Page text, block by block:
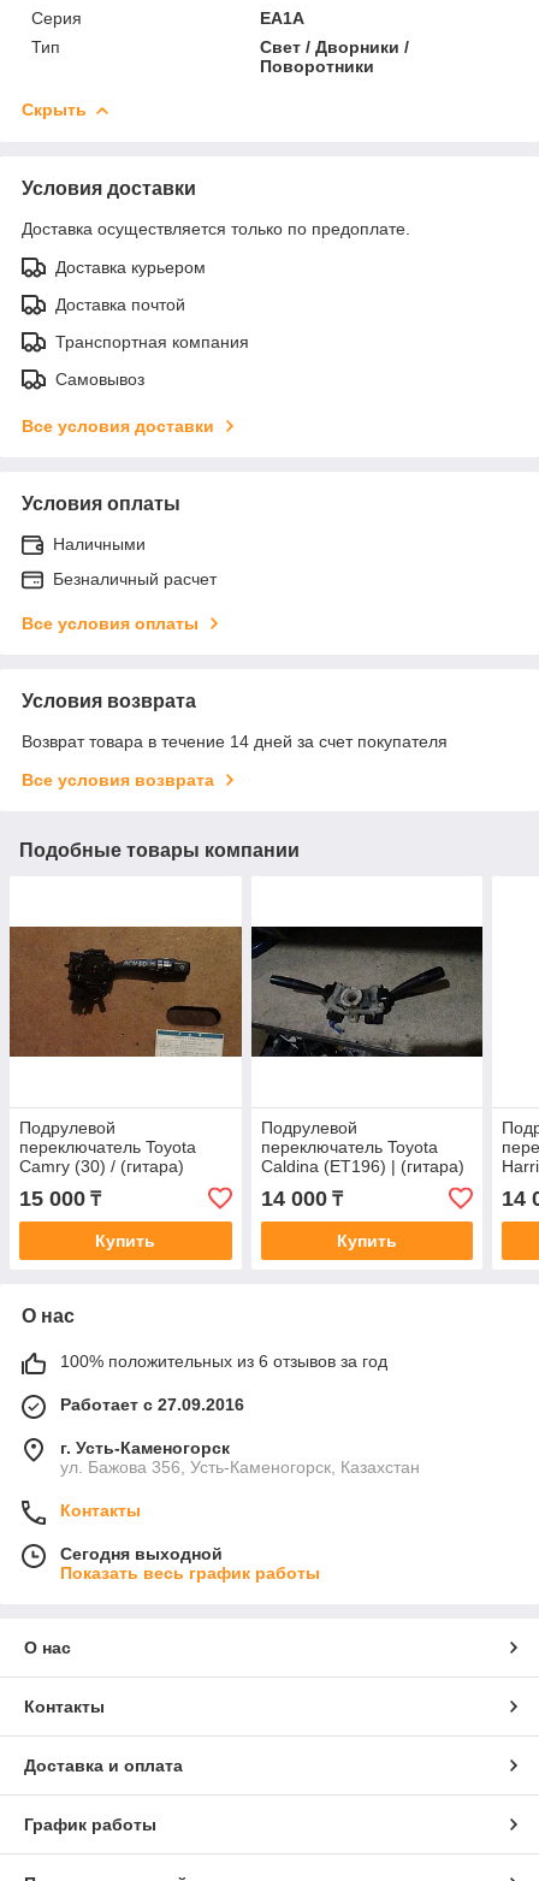
Серия
EA1A
Тип
Свет / Дворники /
Поворотники
Скрыть
Условия доставки
Доставка осуществляется только по предоплате.
Доставка курьером
Доставка почтой
Транспортная компания
Самовывоз
Все условия доставки
Условия оплаты
Наличными
Безналичный расчет
Все условия оплаты
Условия возврата
Возврат товара в течение 14 дней за счет покупателя
Все условия возврата
Подобные товары компании
Подрулевой
переключатель Toyota
Camry (30) / (гитара)
15 000 ₸
Купить
Подрулевой
переключатель Toyota
Caldina (ET196) | (гитара)
14 000₸
Купить
14
О нас
100% положительных из 6 отзывов за год
Работает с 27.09.2016
г. Усть-Каменогорск
ул. Бажова 356, Усть-Каменогорск, Казахстан
Контакты
Сегодня выходной
Показать весь график работы
О нас
Контакты
Доставка и оплата
График работы